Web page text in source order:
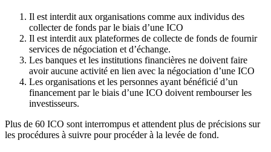
Il est interdit aux organisations comme aux individus des
collecter de fonds par le biais d’une ICO
Il est interdit aux plateformes de collecte de fonds de fournir
services de négociation et d’échange.
Les banques et les institutions financières ne doivent faire
avoir aucune activité en lien avec la négociation d’une ICO
Les organisations et les personnes ayant bénéficié d’un
financement par le biais d’une ICO doivent rembourser les
investisseurs.
Plus de 60 ICO sont interrompus et attendent plus de précisions sur
les procédures à suivre pour procéder à la levée de fond.